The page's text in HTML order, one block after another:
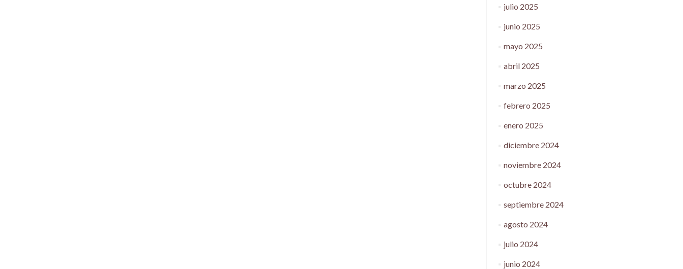
julio 2025
junio 2025
mayo 2025
abril 2025
marzo 2025
febrero 2025
enero 2025
diciembre 2024
noviembre 2024
octubre 2024
septiembre 2024
agosto 2024
julio 2024
junio 2024